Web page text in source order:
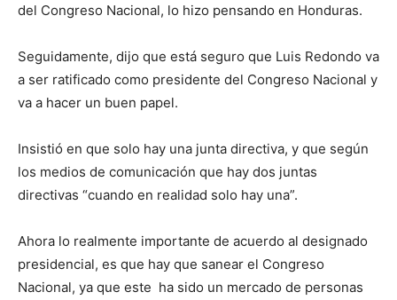
del Congreso Nacional, lo hizo pensando en Honduras.
Seguidamente, dijo que está seguro que Luis Redondo va
a ser ratificado como presidente del Congreso Nacional y
va a hacer un buen papel.
Insistió en que solo hay una junta directiva, y que según
los medios de comunicación que hay dos juntas
directivas “cuando en realidad solo hay una”.
Ahora lo realmente importante de acuerdo al designado
presidencial, es que hay que sanear el Congreso
Nacional, ya que este ha sido un mercado de personas